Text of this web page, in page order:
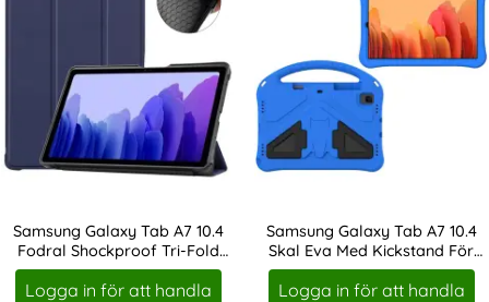
Samsung Galaxy Tab A7 10.4
Fodral Shockproof Tri-Fold
Mörk Blå
Art. nr 16863
Logga in för att handla
Samsung Galaxy Tab A7 10.4
Skal Eva Med Kickstand För
Barn Blå
Art. nr 18947
Logga in för att handla